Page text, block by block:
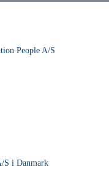
People A/S
S i Danmark